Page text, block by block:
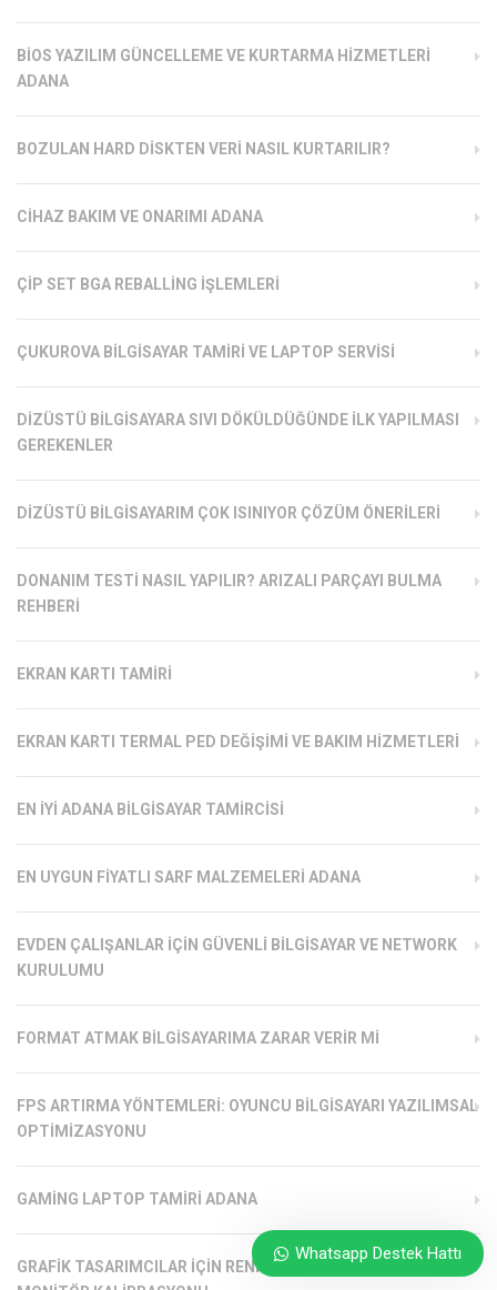
BIOS YAZILIM GÜNCELLEME VE KURTARMA HIZMETLERI
ADANA
BOZULAN HARD DISKTEN VERI NASIL KURTARILIR?
CIHAZ BAKIM VE ONARIMI ADANA
ÇIP SET BGA REBALLING İŞLEMLERI
ÇUKUROVA BILGISAYAR TAMIRI VE LAPTOP SERVISI
DIZÜSTÜ BILGISAYARA SIVI DÖKÜLDÜĞÜNDE İLK YAPILMASI
GEREKENLER
DIZÜSTÜ BILGISAYARIM ÇOK ISINIYOR ÇÖZÜM ÖNERILERI
DONANIM TESTI NASIL YAPILIR? ARIZALI PARÇAYI BULMA
REHBERI
EKRAN KARTI TAMIRI
EKRAN KARTI TERMAL PED DEĞIŞIMI VE BAKIM HIZMETLERI
EN İYI ADANA BILGISAYAR TAMIRCISI
EN UYGUN FIYATLI SARF MALZEMELERI ADANA
EVDEN ÇALIŞANLAR İÇIN GÜVENLI BILGISAYAR VE NETWORK
KURULUMU
FORMAT ATMAK BILGISAYARIMA ZARAR VERIR MI
FPS ARTIRMA YÖNTEMLERI: OYUNCU BILGISAYARI YAZILIMSAL
OPTIMIZASYONU
GAMING LAPTOP TAMIRI ADANA
GRAFIK TASARIMCILAR İÇIN RENK DOĞRULUĞU YÜKSEK
Whatsapp Destek Hattı